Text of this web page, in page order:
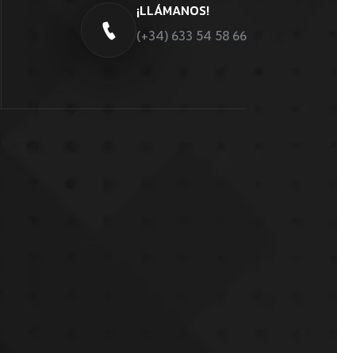
¡LLÁMANOS!
(+34) ‪633 54 58 66‬